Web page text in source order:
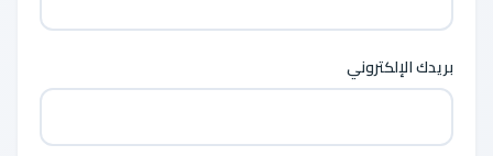
بريدك الإلكتروني